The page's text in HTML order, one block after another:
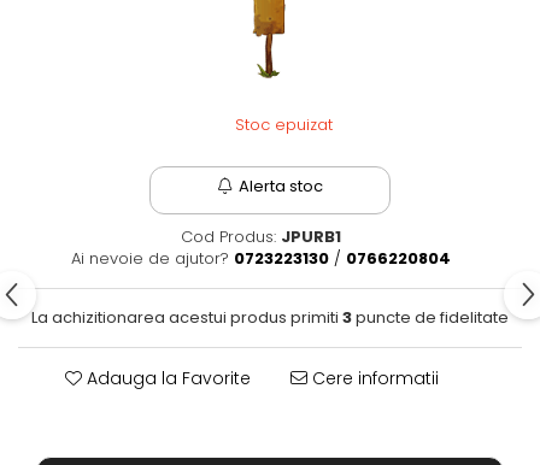
Stoc epuizat
Alerta stoc
Cod Produs: JPURB1
Ai nevoie de ajutor? 0723223130 / 0766220804
La achizitionarea acestui produs primiti 3puncte de fidelitate
Adauga la Favorite Cere informatii